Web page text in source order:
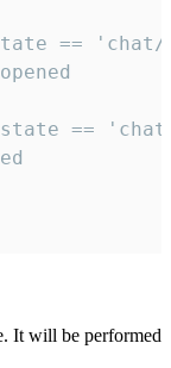
==
==
It will be performed